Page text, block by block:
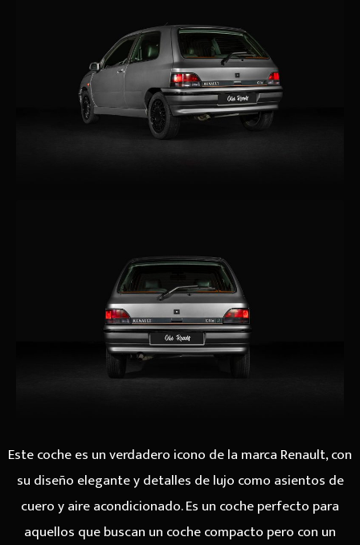
Este coche es un verdadero icono de la marca Renault, con
su diseño elegante y detalles de lujo como asientos de
cuero y aire acondicionado. Es un coche perfecto para
aquellos que buscan un coche compacto pero con un